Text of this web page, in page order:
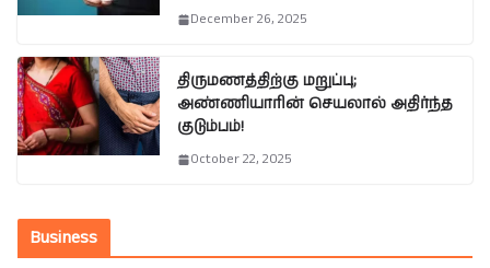
December 26, 2025
திருமணத்திற்கு மறுப்பு;
அண்ணியாரின் செயலால் அதிர்ந்த
குடும்பம்!
October 22, 2025
Business